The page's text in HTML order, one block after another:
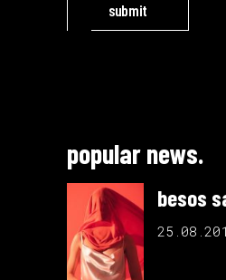
submit
popular news.
besos